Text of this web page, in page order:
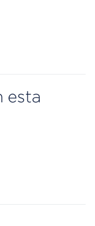
esta